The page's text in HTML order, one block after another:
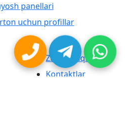
panellari
uchun profillar
Zavod haqida
Kontaktlar